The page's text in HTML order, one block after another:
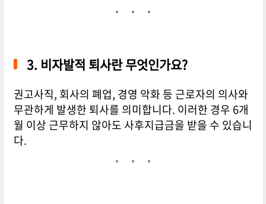
3. 비자발적 퇴사란 무엇인가요?
권고사직, 회사의 폐업, 경영 악화 등 근로자의 의사와
무관하게 발생한 퇴사를 의미합니다. 이러한 경우 6개
월 이상 근무하지 않아도 사후지급금을 받을 수 있습니
다.